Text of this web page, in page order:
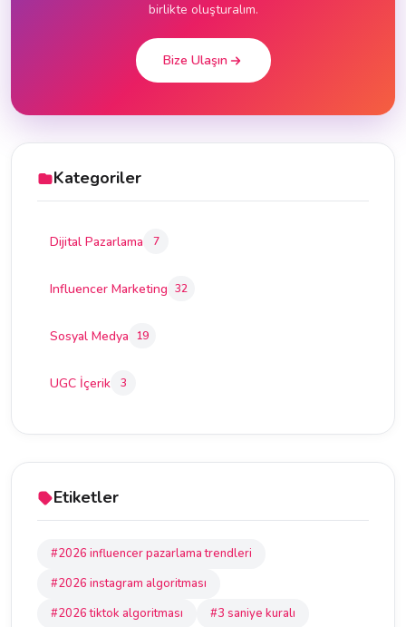
birlikte oluşturalım.
Bize Ulaşın
Kategoriler
Dijital Pazarlama 7
Influencer Marketing 32
Sosyal Medya 19
UGC İçerik 3
Etiketler
#2026 influencer pazarlama trendleri
#2026 instagram algoritması
#2026 tiktok algoritması
#3 saniye kuralı